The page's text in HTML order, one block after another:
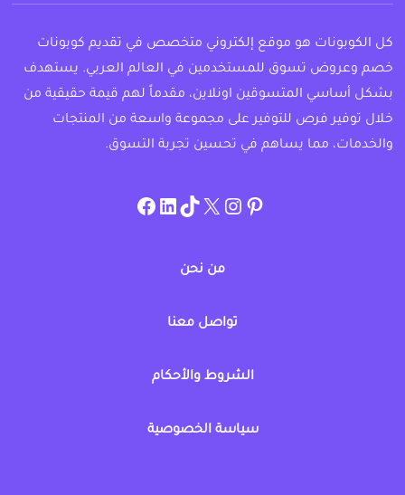
كل الكوبونات هو موقع إلكتروني متخصص في تقديم كوبونات
خصم وعروض تسوق للمستخدمين في العالم العربي. يستهدف
بشكل أساسي المتسوقين اونلاين، مقدماً لهم قيمة حقيقية من
خلال توفير فرص للتوفير على مجموعة واسعة من المنتجات
والخدمات، مما يساهم في تحسين تجربة التسوق.
pinterest
allcouponat
twitter
TikTok
linkedin
facebook
من نحن
تواصل معنا
الشروط والأحكام
سياسة الخصوصية